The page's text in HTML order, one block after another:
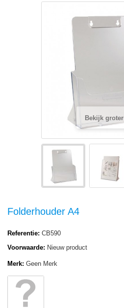
Bekijk groter
Folderhouder A4
Referentie: CB590
Voorwaarde: Nieuw product
Merk: Geen Merk